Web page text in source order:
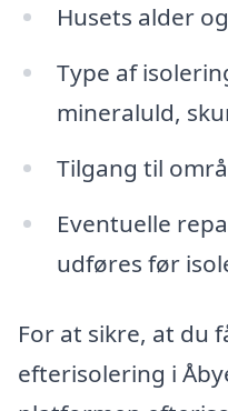
Husets alder
Type af
mineraluld,
Tilgang til
Eventuelle
udføres før
For at sikre, at du
efterisolering i